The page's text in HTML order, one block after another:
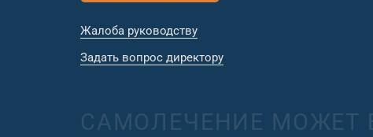
Жалоба руководству
Задать вопрос директору
САМОЛЕЧЕНИЕ МОЖЕТ